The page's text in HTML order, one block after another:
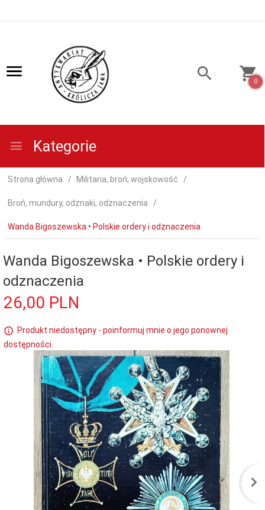
0
Kategorie
Strona główna Militaria, broń, wojskowość
Broń, mundury, odznaki, odznaczenia
Wanda Bigoszewska • Polskie ordery i odznaczenia
Wanda Bigoszewska • Polskie ordery i
odznaczenia
26,00 PLN
Produkt niedostępny - poinformuj mnie o jego ponownej
dostępności.